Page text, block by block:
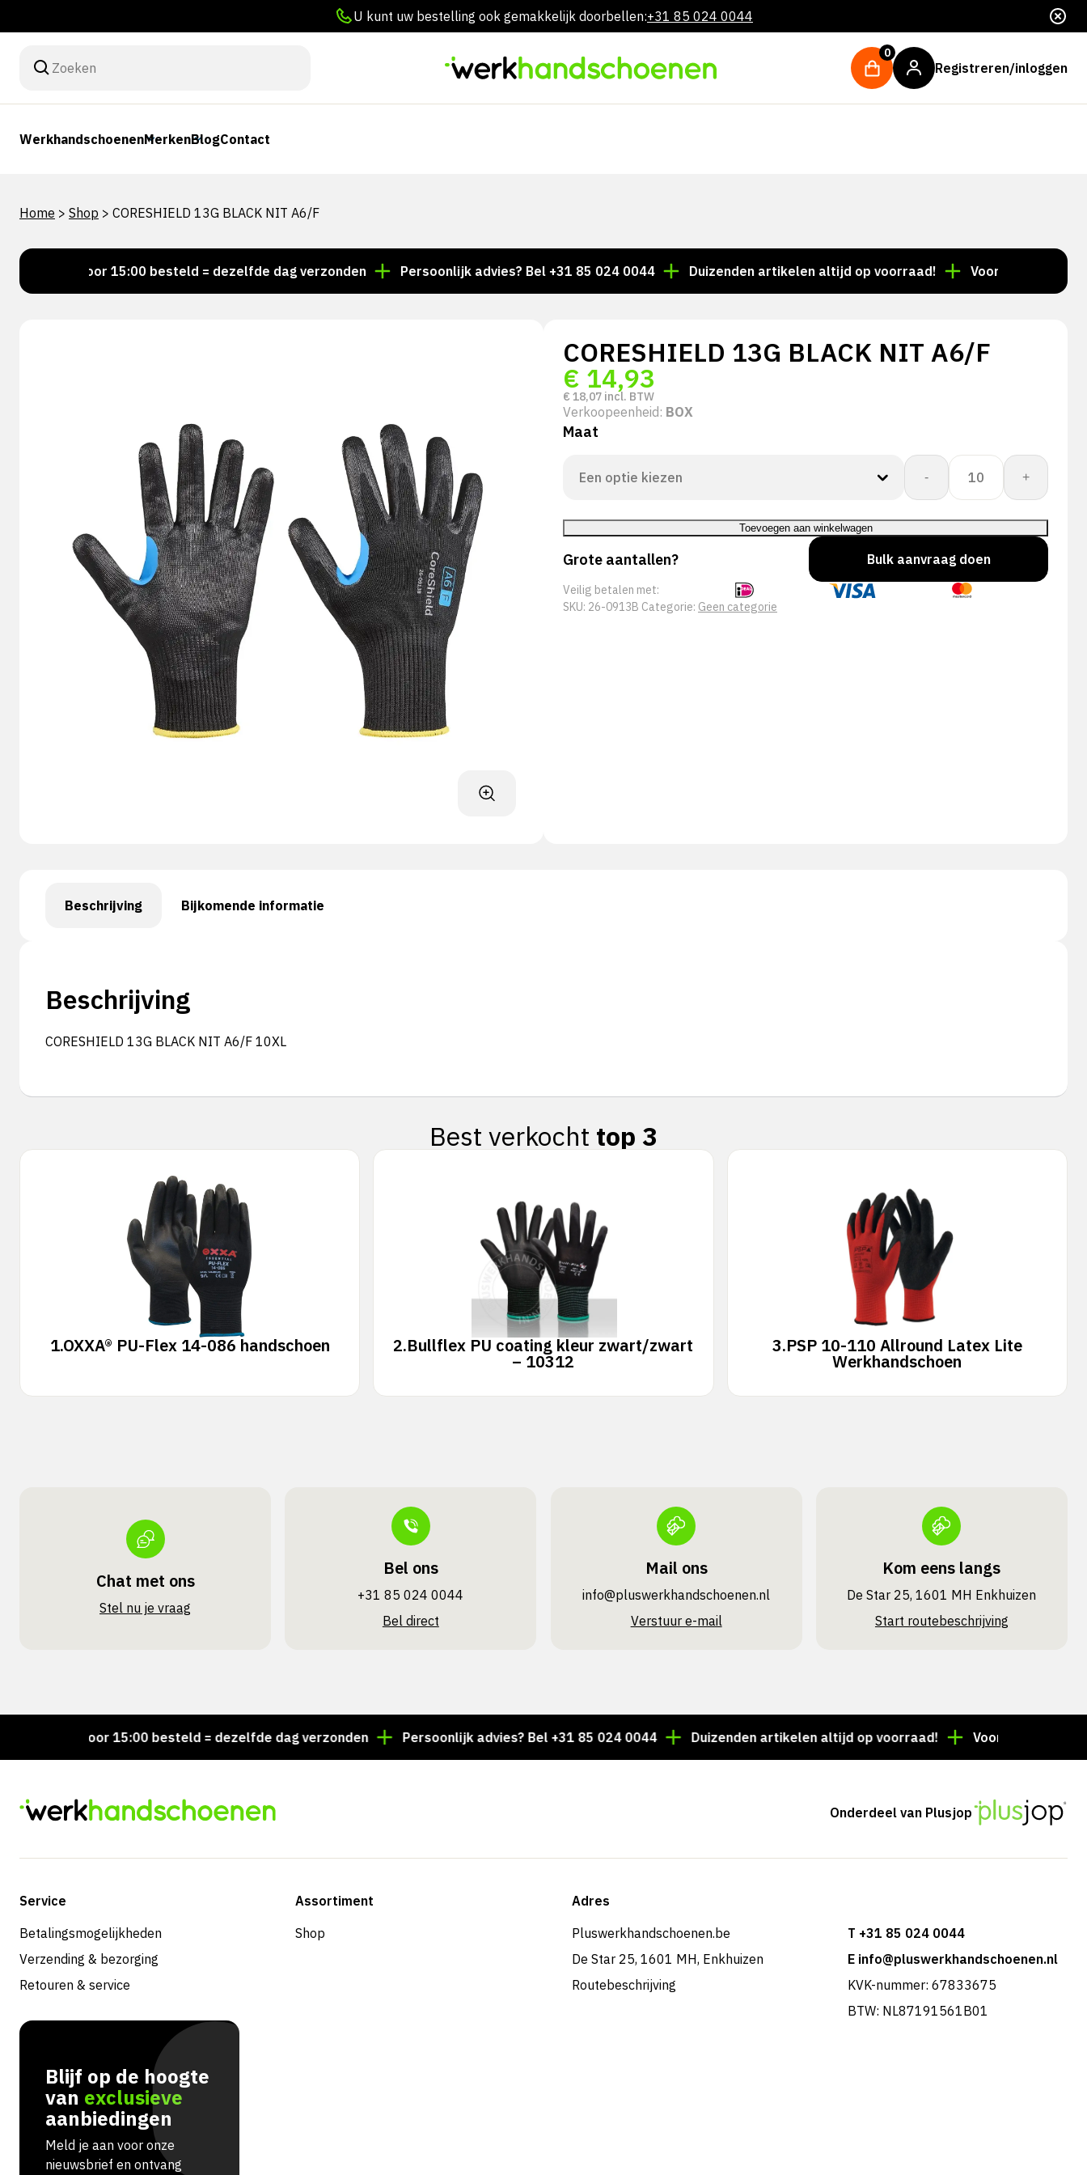
U kunt uw bestelling ook gemakkelijk doorbellen:+31 85 024 0044
0
Registreren/inloggen
WerkhandschoenenMerkenBlogContact
Home > Shop > CORESHIELD 13G BLACK NIT A6/F
Voor 15:00 besteld = dezelfde dag verzonden Persoonlijk advies? Bel +31 85 024 0044 Duizenden artikelen altijd op voorraad! Voor 15:00 besteld =
CORESHIELD 13G BLACK NIT A6/F
€ 14,93
€ 18,07 incl. BTW
Verkoopeenheid: BOX
Maat
-
CORESHIELD
13G
BLACK
NIT
A6/F
aantal
+
Toevoegen aan winkelwagen
Grote aantallen? Bulk aanvraag doen
Veilig betalen met:
SKU: 26-0913B Categorie: Geen categorie
Beschrijving Bijkomende informatie
Beschrijving
CORESHIELD 13G BLACK NIT A6/F 10XL
Best verkocht top 3
1.OXXA® PU-Flex 14-086 handschoen 2.Bullflex PU coating kleur zwart/zwart
– 10312
3.PSP 10-110 Allround Latex Lite
Werkhandschoen
Chat met ons
Stel nu je vraag
Bel ons
+31 85 024 0044
Bel direct
Mail ons
info@pluswerk­handschoenen.nl
Verstuur e-mail
Kom eens langs
De Star 25, 1601 MH Enkhuizen
Start routebeschrijving
Voor 15:00 besteld = dezelfde dag verzonden Persoonlijk advies? Bel +31 85 024 0044 Duizenden artikelen altijd op voorraad! Voor 15:00 besteld =
Onderdeel van Plusjop
Service
Betalingsmogelijkheden
Verzending & bezorging
Retouren & service
Assortiment
Shop
Adres
Pluswerkhandschoenen.be
De Star 25, 1601 MH, Enkhuizen
Routebeschrijving
T +31 85 024 0044
E info@pluswerkhandschoenen.nl
KVK-nummer: 67833675
BTW: NL87191561B01
Blijf op de hoogte
van exclusieve
aanbiedingen
Meld je aan voor onze
nieuwsbrief en ontvang